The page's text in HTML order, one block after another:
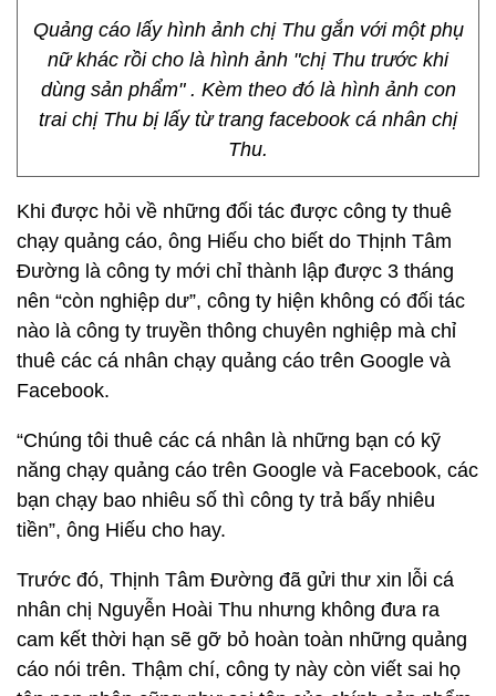
Quảng cáo lấy hình ảnh chị Thu gắn với một phụ
nữ khác rồi cho là hình ảnh "chị Thu trước khi
dùng sản phẩm" . Kèm theo đó là hình ảnh con
trai chị Thu bị lấy từ trang facebook cá nhân chị
Thu.
Khi được hỏi về những đối tác được công ty thuê
chạy quảng cáo, ông Hiếu cho biết do Thịnh Tâm
Đường là công ty mới chỉ thành lập được 3 tháng
nên “còn nghiệp dư”, công ty hiện không có đối tác
nào là công ty truyền thông chuyên nghiệp mà chỉ
thuê các cá nhân chạy quảng cáo trên Google và
Facebook.
“Chúng tôi thuê các cá nhân là những bạn có kỹ
năng chạy quảng cáo trên Google và Facebook, các
bạn chạy bao nhiêu số thì công ty trả bấy nhiêu
tiền”, ông Hiếu cho hay.
Trước đó, Thịnh Tâm Đường đã gửi thư xin lỗi cá
nhân chị Nguyễn Hoài Thu nhưng không đưa ra
cam kết thời hạn sẽ gỡ bỏ hoàn toàn những quảng
cáo nói trên. Thậm chí, công ty này còn viết sai họ